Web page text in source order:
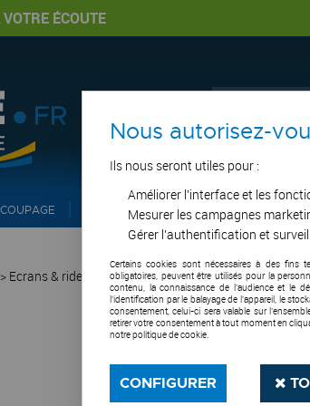
ÉCOUTE
COUPAGE PIPE ET INERTAGE ASPIRATION
> Ecrans & rideaux de soudure>Rideaux de soudure>
Nous autorisez-
Ils nous seront utiles pour :
Améliorer l'interface et les
Mesurer les campagnes
Gérer l'authentification et
Certains cookies sont nécessaires à des fins
obligatoires, peuvent être utilisés pour la
contenu, la connaissance de l'audience et le
l'identification par le balayage de l'appareil, le
consentement, celui-ci sera valable sur
retirer votre consentement à tout moment en
notre politique de cookie.
CONFIGURER